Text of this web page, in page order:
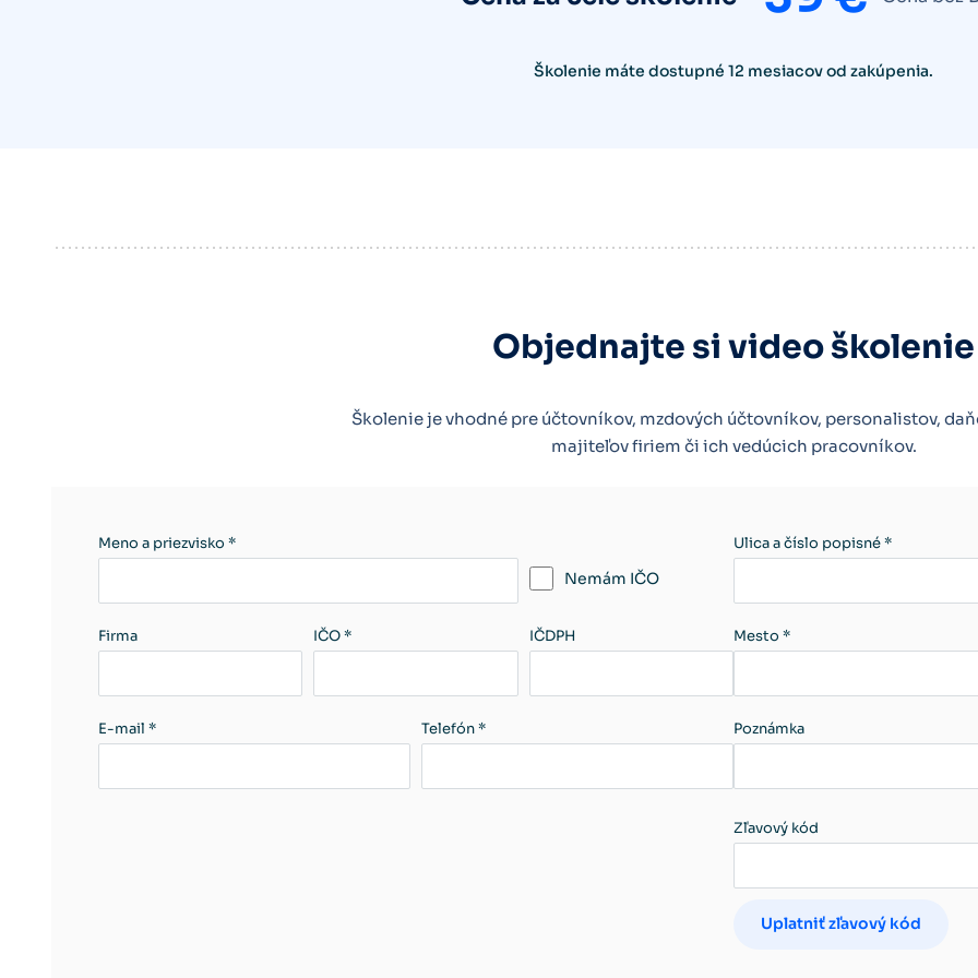
Školenie máte dostupné 12 mesiacov od zakúpenia.
Objednajte si video školenie
Školenie je vhodné pre účtovníkov, mzdových účtovníkov, personalistov,
majiteľov firiem či ich vedúcich pracovníkov.
Meno a priezvisko *
Nemám IČO
Firma IČO * IČDPH
E-mail * Telefón *
Ulica a číslo popisné *
Mesto *
Poznámka
Zľavový kód
Uplatniť zľavový kód